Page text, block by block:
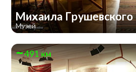
Михаила Грушевского
Музей
491 км